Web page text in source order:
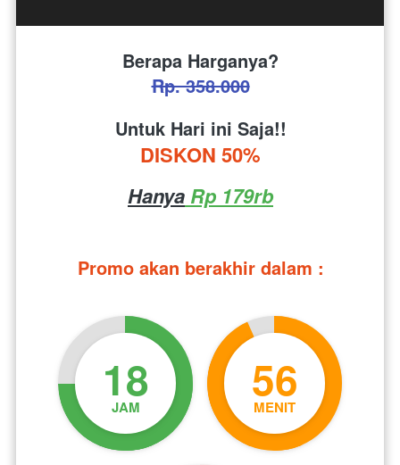
Berapa Harganya?
Rp. 358.000
Untuk Hari ini Saja!!
DISKON 50%
Hanya Rp 179rb
Promo akan berakhir dalam :
18
JAM 56
MENIT